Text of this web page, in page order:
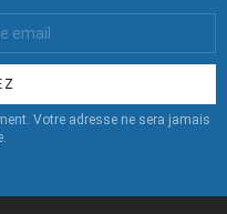
Votre adresse ne sera jamais